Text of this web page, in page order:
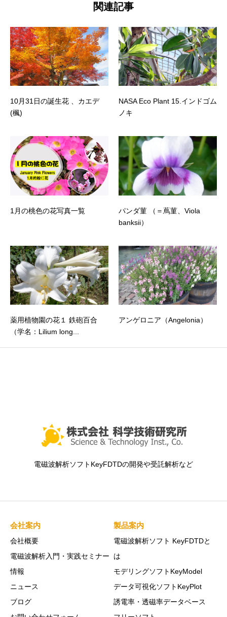
関連記事
10月31日の誕生花 、カエデ
(楓)
NASA Eco Plant 15.インドゴム
ノキ
1月の桃色の花写真一覧
パンダ菫 （＝蔦菫、Viola
banksii）
薬用植物園の花１ 鉄砲百合
（学名：Lilium long...
アンゲロニア（Angelonia）
電磁波解析ソフトKeyFDTDの開発や受託解析など
会社案内
会社概要
電磁波解析入門・実践セミナー
情報
ニュース
ブログ
製品案内
電磁波解析ソフト KeyFDTDと
は
モデリングソフトKeyModel
データ可視化ソフトKeyPlot
誘電率・透磁率データベース